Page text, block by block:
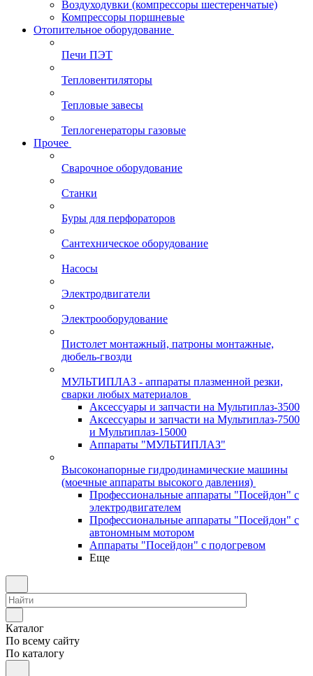
Воздуходувки (компрессоры шестеренчатые)
Компрессоры поршневые
Отопительное оборудование
Печи ПЭТ
Тепловентиляторы
Тепловые завесы
Теплогенераторы газовые
Прочее
Сварочное оборудование
Станки
Буры для перфораторов
Сантехническое оборудование
Насосы
Электродвигатели
Электрооборудование
Пистолет монтажный, патроны монтажные,
дюбель-гвозди
МУЛЬТИПЛАЗ - аппараты плазменной резки,
сварки любых материалов
Аксессуары и запчасти на Мультиплаз-3500
Аксессуары и запчасти на Мультиплаз-7500
и Мультиплаз-15000
Аппараты "МУЛЬТИПЛАЗ"
Высоконапорные гидродинамические машины
(моечные аппараты высокого давления)
Профессиональные аппараты "Посейдон" с
электродвигателем
Профессиональные аппараты "Посейдон" с
автономным мотором
Аппараты "Посейдон" с подогревом
Еще
Каталог
По всему сайту
По каталогу